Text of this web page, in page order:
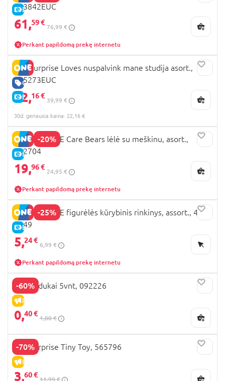
E-KAINA
503842EUC
61,59 €
76,99 €
Perkant papildomą prekę internetu
GERA KAINA
E-KAINA
LOL Surprise Loves nuspalvink mane studija asort.,
505273EUC
22,16 €
39,99 €
30d. geriausia kaina: 22,16 €
-20%
E-KAINA
LOL SURPRISE Care Bears lėlė su meškinu, asort.,
542704
19,96 €
24,95 €
Perkant papildomą prekę internetu
-25%
E-KAINA
LOL SURPRISE figurėlės kūrybinis rinkinys, assort., 42-
0249
5,24 €
6,99 €
Perkant papildomą prekę internetu
-60%
IŠPARDAVIMAS
LOL lipdukai 5vnt, 092226
0,40 €
1,00 €
-70%
IŠPARDAVIMAS
LOL Surprise Tiny Toy, 565796
3,60 €
11,99 €